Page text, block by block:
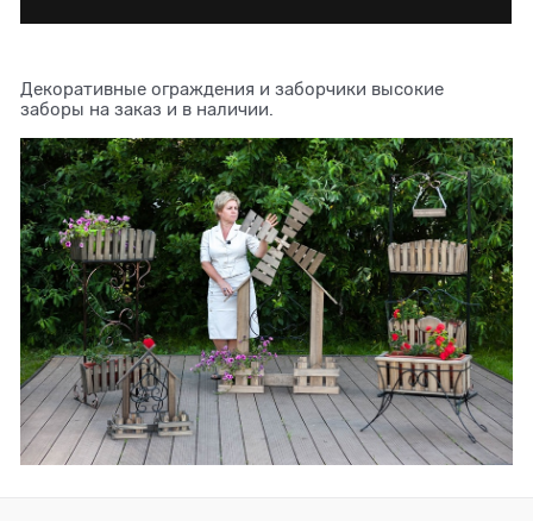
Декоративные ограждения и заборчики высокие
заборы на заказ и в наличии.